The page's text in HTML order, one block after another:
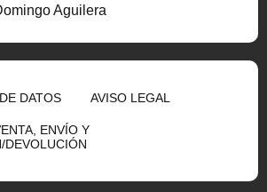
Aguilera
DATOS AVISO LEGAL
ENVÍO Y
DEVOLUCIÓN